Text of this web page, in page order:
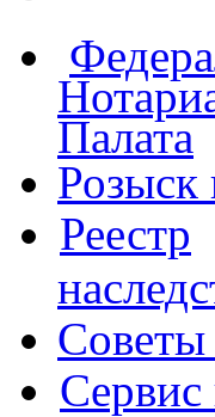
Палата
Розыск
Реестр
Советы
Сервис